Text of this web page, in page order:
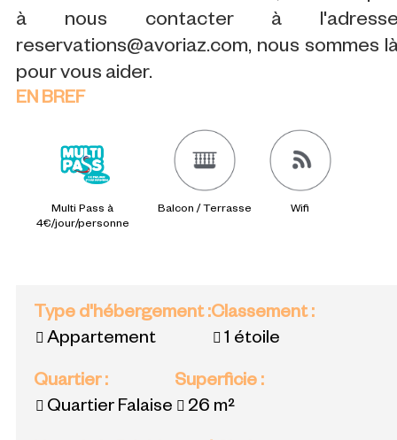
à nous contacter à
reservations@avoriaz.com, nous sommes
pour vous aider.
EN BREF
Multi Pass à
4€/jour/personne
Balcon / Terrasse Wifi
Type d'hébergement:
Appartement
Classement:
1 étoile
Quartier:
Quartier Falaise
Superficie :
26 m²